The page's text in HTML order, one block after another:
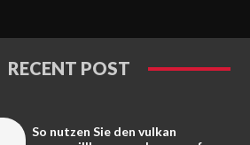
RECENT POST
So nutzen Sie den vulkan